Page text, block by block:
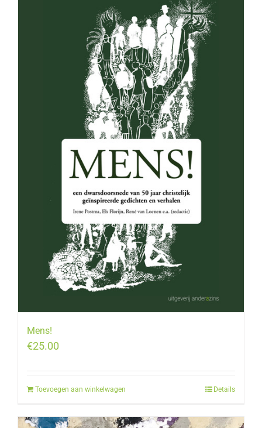
Mens!
€25.00
Toevoegen aan winkelwagen Details